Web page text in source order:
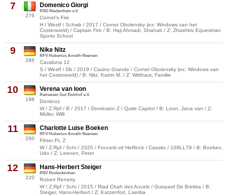
7
276
Domenico Giorgi
RSG Niederrhein e.V.
Cornet's Fire
H / Westf / Schwb / 2017 / Cornet Obolensky (ex: Windows van het
Costersveld) / Captain Fire / B: Haji Ahmadi, Shahab / Z: Zhashkiv Equestrian
Sports School
9
286
Nike Nitz
RFV Hubertus Anrath-Neersen
Cavaluna 12
S / Westf / Db / 2019 / Casino Grande / Cornet Obolensky (ex: Windows van
het Costersveld) / B: Nitz, Katrin M. / Z: Witthaut, Familie
10
198
Verena van loon
Reitverein Gut Eichhof e.V.
Dominoz
W / Z.Rpf / B / 2017 / Dominator Z / Quite Capitol / B: Loon, Jana van / Z:
Müller, Willi
11
260
Charlotte Luise Boeken
RFV Hubertus Anrath-Neersen
Fihter PL Z
W / Z.Rpf / Schi / 2020 / Foncetti vd Heffinck / Cassito / 109LL79 / B: Boeken,
Udo / Z: Leenen, Peter
12
220
Hans-Herbert Steiger
RSV Rodenkirchen
Robert Renetty
W / Z.Rpf / Schi / 2015 / Riad Chah des Aucels / Guepard De Brekka / B:
Steiger, Hans-Herbert / Z: Katzenfort, Laetitia